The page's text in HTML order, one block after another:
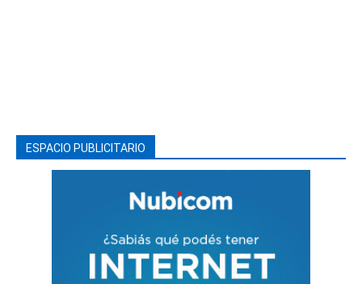
ESPACIO PUBLICITARIO